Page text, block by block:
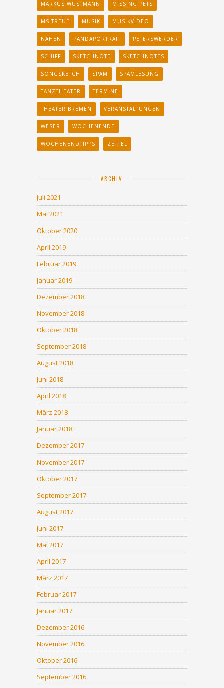
MARKUS WUSTMANN MISSING PETS
MS TREUE MUSIK MUSIKVIDEO
NÄHEN PANDAPORTRAIT PETERSWERDER
SCHIFF SKETCHNOTE SKETCHNOTES
SONGSKETCH SPAM SPAMLESUNG
TANZTHEATER TERMINE
THEATER BREMEN VERANSTALTUNGEN
WESER WOCHENENDE
WOCHENENDTIPPS ZETTEL
ARCHIV
Juli 2021
Mai 2021
Oktober 2020
April 2019
Februar 2019
Januar 2019
Dezember 2018
November 2018
Oktober 2018
September 2018
August 2018
Juni 2018
April 2018
März 2018
Januar 2018
Dezember 2017
November 2017
Oktober 2017
September 2017
August 2017
Juni 2017
Mai 2017
April 2017
März 2017
Februar 2017
Januar 2017
Dezember 2016
November 2016
Oktober 2016
September 2016